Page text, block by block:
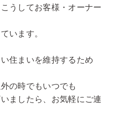
うしてお客様・オーナー
います。
住まいを維持するため
の時でもいつでも
ましたら、お気軽にご連